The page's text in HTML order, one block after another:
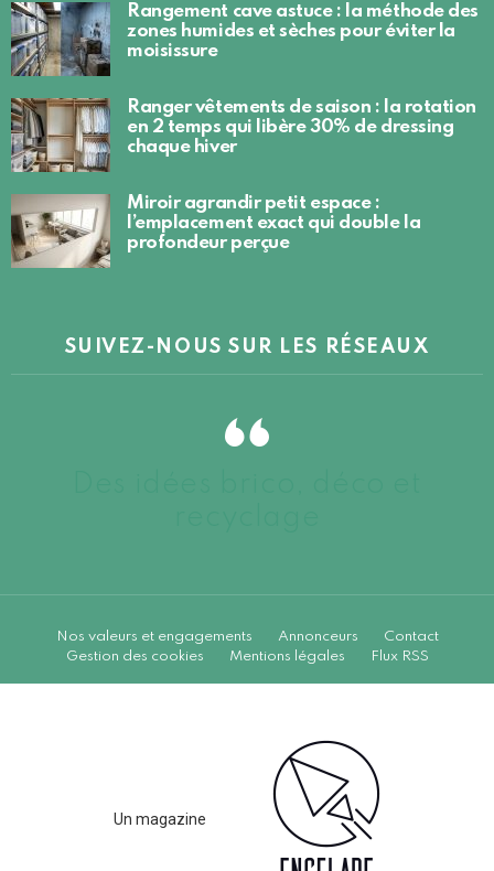
Rangement cave astuce : la méthode des
zones humides et sèches pour éviter la
moisissure
Ranger vêtements de saison : la rotation
en 2 temps qui libère 30% de dressing
chaque hiver
Miroir agrandir petit espace :
l’emplacement exact qui double la
profondeur perçue
SUIVEZ-NOUS SUR LES RÉSEAUX
Nos valeurs et engagements Annonceurs
Contact
Gestion des cookies
Mentions légales Flux RSS
Un magazine